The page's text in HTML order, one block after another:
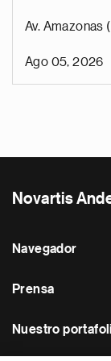
Av. Amazonas
Ago 05, 2026
Novartis
Navegador
Prensa
Nuestro